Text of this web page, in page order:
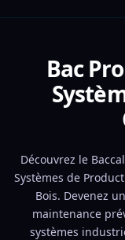
Bac
Découvrez le
Systèmes de
Bois. Devenez
maintenance
systèmes